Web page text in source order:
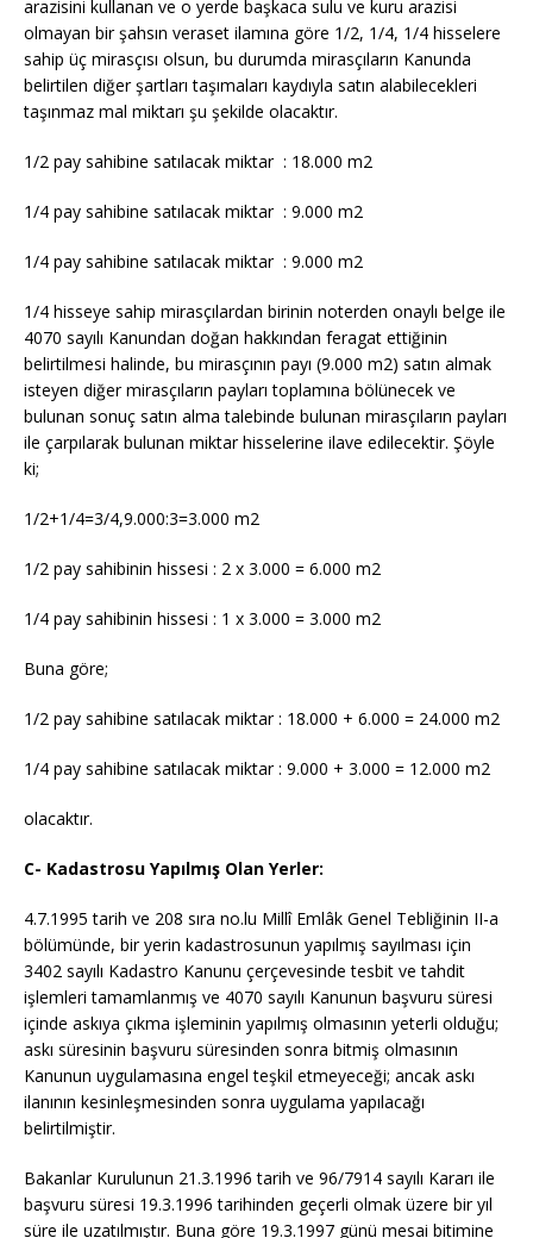
arazisini kullanan ve o yerde başkaca sulu ve kuru arazisi
olmayan bir şahsın veraset ilamına göre 1/2, 1/4, 1/4 hisselere
sahip üç mirasçısı olsun, bu durumda mirasçıların Kanunda
belirtilen diğer şartları taşımaları kaydıyla satın alabilecekleri
taşınmaz mal miktarı şu şekilde olacaktır.
1/2 pay sahibine satılacak miktar : 18.000 m2
1/4 pay sahibine satılacak miktar : 9.000 m2
1/4 pay sahibine satılacak miktar : 9.000 m2
1/4 hisseye sahip mirasçılardan birinin noterden onaylı belge ile
4070 sayılı Kanundan doğan hakkından feragat ettiğinin
belirtilmesi halinde, bu mirasçının payı (9.000 m2) satın almak
isteyen diğer mirasçıların payları toplamına bölünecek ve
bulunan sonuç satın alma talebinde bulunan mirasçıların payları
ile çarpılarak bulunan miktar hisselerine ilave edilecektir. Şöyle
ki;
1/2+1/4=3/4,9.000:3=3.000 m2
1/2 pay sahibinin hissesi : 2 x 3.000 = 6.000 m2
1/4 pay sahibinin hissesi : 1 x 3.000 = 3.000 m2
Buna göre;
1/2 pay sahibine satılacak miktar : 18.000 + 6.000 = 24.000 m2
1/4 pay sahibine satılacak miktar : 9.000 + 3.000 = 12.000 m2
olacaktır.
C- Kadastrosu Yapılmış Olan Yerler:
4.7.1995 tarih ve 208 sıra no.lu Millî Emlâk Genel Tebliğinin II-a
bölümünde, bir yerin kadastrosunun yapılmış sayılması için
3402 sayılı Kadastro Kanunu çerçevesinde tesbit ve tahdit
işlemleri tamamlanmış ve 4070 sayılı Kanunun başvuru süresi
içinde askıya çıkma işleminin yapılmış olmasının yeterli olduğu;
askı süresinin başvuru süresinden sonra bitmiş olmasının
Kanunun uygulamasına engel teşkil etmeyeceği; ancak askı
ilanının kesinleşmesinden sonra uygulama yapılacağı
belirtilmiştir.
Bakanlar Kurulunun 21.3.1996 tarih ve 96/7914 sayılı Kararı ile
başvuru süresi 19.3.1996 tarihinden geçerli olmak üzere bir yıl
süre ile uzatılmıştır. Buna göre 19.3.1997 günü mesai bitimine